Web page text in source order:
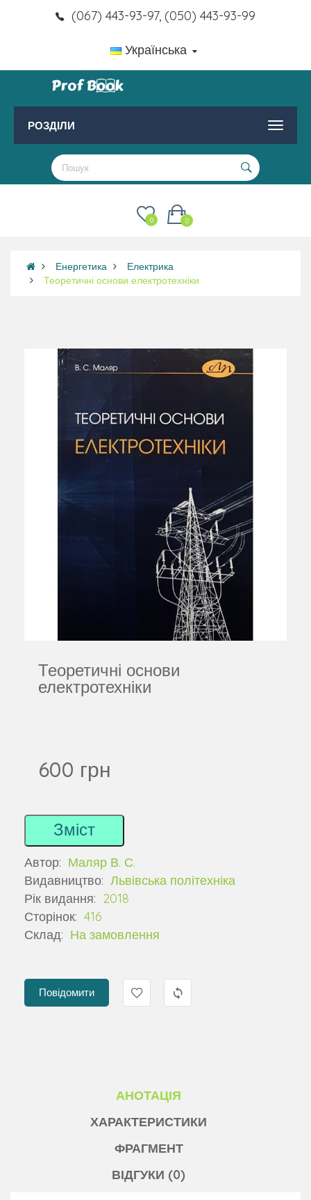
(067) 443-93-97, (050) 443-93-99
Українська
РОЗДІЛИ
0
0
Енергетика
Електрика
Теоретичні основи електротехніки
Теоретичні основи
електротехніки
600 грн
Зміст
Автор: Маляр В. С.
Видавництво: Львівська політехніка
Рік видання: 2018
Сторінок: 416
Склад: На замовлення
Повідомити
АНОТАЦІЯ
ХАРАКТЕРИСТИКИ
ФРАГМЕНТ
ВІДГУКИ (0)